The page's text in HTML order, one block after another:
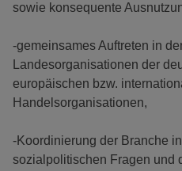
sowie konsequente
-gemeinsames Auftreten in
Landesorganisationen der
europäischen bzw.
Handelsorganisationen,
-Koordinierung der Branche
sozialpolitischen Fragen und